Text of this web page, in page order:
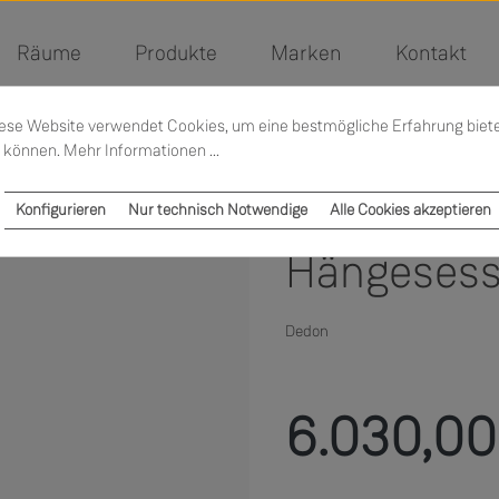
Räume Produkte Marken Kontakt
Dedon
Website verwendet Cookies, um eine bestmögliche Erfahrung
können. Mehr Informationen ...
Nur technisch Notwendige
Konfigurieren Alle Cookies akzeptieren